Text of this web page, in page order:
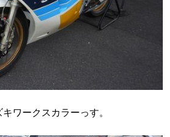
ワークスカラーっす。